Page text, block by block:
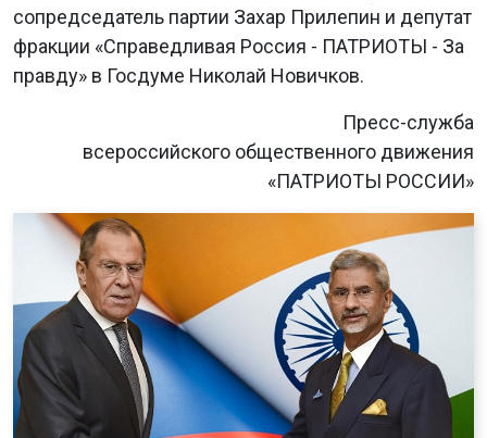
сопредседатель партии Захар Прилепин и депутат
фракции «Справедливая Россия - ПАТРИОТЫ - За
правду» в Госдуме Николай Новичков.
Пресс-служба
всероссийского общественного движения
«ПАТРИОТЫ РОССИИ»